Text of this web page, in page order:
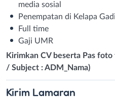
media sosial
Penempatan di Kelapa
Full time
Gaji UMR
Kirimkan CV beserta Pas
/ Subject : ADM_Nama)
Kirim Lamaran